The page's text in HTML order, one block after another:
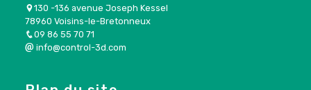
130 -136 avenue Joseph Kessel
78960 Voisins-le-Bretonneux
09 86 55 70 71
info@control-3d.com